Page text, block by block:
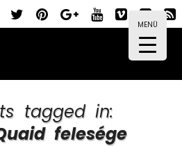
MENÜ
tagged in:
felesége